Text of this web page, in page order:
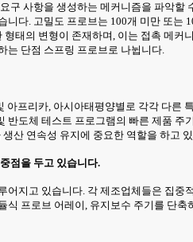
사항을 생성하는 메커니즘을 파악할
다. 고밀도 프로브는 100개 미만 또는
태의 변형이 존재하며, 이는 접촉 메커
는 단점 스프링 프로브로 나뉩니다.
프리카, 아시아태평양별로 각각 다른
도체 테스트 프로그램의 빠른 제품
산 연속성 유지에 중요한 역할을 하고
점을 두고 있습니다.
지고 있습니다. 각 제조업체들은 집
프로브 어레이, 유지보수 주기를 단